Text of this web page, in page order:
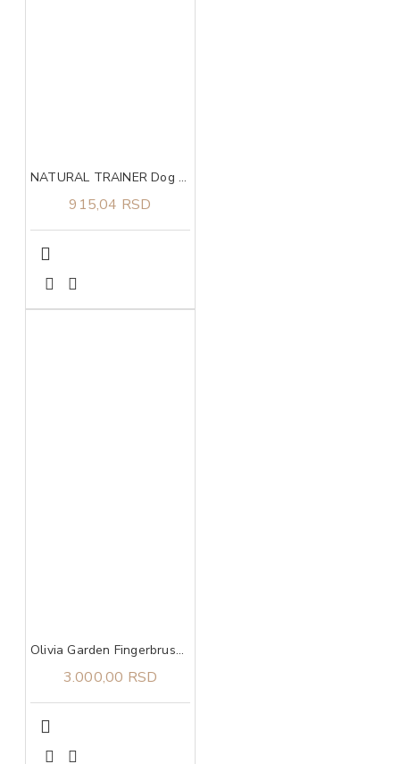
NATURAL TRAINER Dog sa piletinom i pirinčem za odrasle pse malih rasa 800g
915,04 RSD
Olivia Garden Fingerbrush Care Iconic Boar&Nylon Hot Pink M
3.000,00 RSD